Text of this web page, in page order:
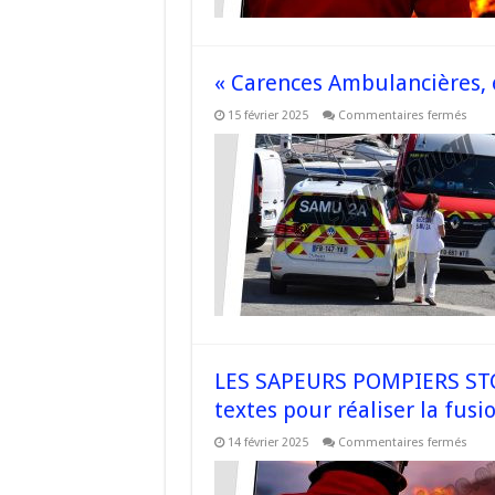
« Carences
15 février 2025 Commentaires ferméssur
en
LES SAPEURS POMPIERS
textes pour réaliser la
14 février 2025 Commentaires ferméssur